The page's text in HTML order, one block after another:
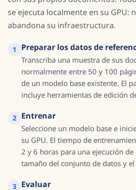
se ejecuta localmente en su GPU:
abandona su infraestructura.
Preparar los datos de
Transcriba una muestra de sus
normalmente entre 50 y 100
de un modelo base existente. El
incluye herramientas de edición
Entrenar
Seleccione un modelo base e
su GPU. El tiempo de
2 y 6 horas para una ejecución
tamaño del conjunto de datos y
Evaluar